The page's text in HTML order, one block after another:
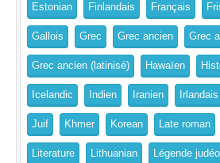
Estonian Finlandais Français
Gallois Grec Grec ancien Grec
Grec ancien (latinisé) Hawaïen
Icelandic Indien Iranien Irlandais
Juif Khmer Korean Late roman
Literature Lithuanian Légende